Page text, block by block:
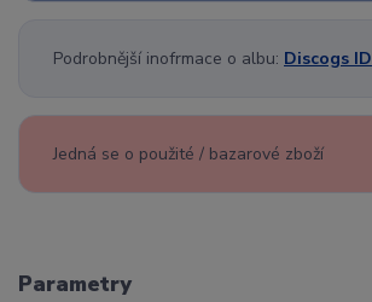
Podrobnější inofrmace o albu: Discogs ID
Jedná se o použité / bazarové zboží
Parametry